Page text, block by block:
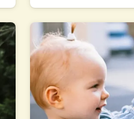
einzurichten.